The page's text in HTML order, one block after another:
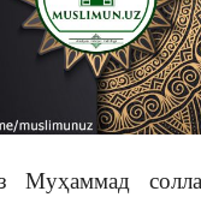
Муҳаммад